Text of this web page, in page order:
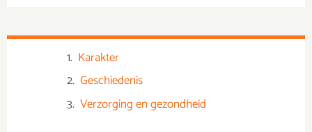
Karakter
Geschiedenis
Verzorging en gezondheid